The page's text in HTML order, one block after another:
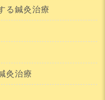
る鍼灸治療
灸治療